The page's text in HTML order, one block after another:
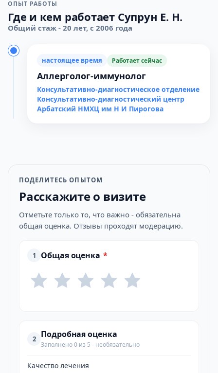
ОПЫТ РАБОТЫ
Где и кем работает Супрун Е. Н.
Общий стаж - 20 лет, с 2006 года
настоящее время Работает сейчас
Аллерголог-иммунолог
Консультативно-диагностическое отделение
Консультативно-диагностический центр
Арбатский НМХЦ им Н И Пирогова
ПОДЕЛИТЕСЬ ОПЫТОМ
Расскажите о визите
Отметьте только то, что важно - обязательна
общая оценка. Отзывы проходят модерацию.
1 Общая оценка *
2 Подробная оценка
Заполнено 0 из 5 - необязательно
Качество лечения